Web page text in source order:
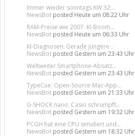
Immer wieder sonntags KW 32:...
NewsBot posted Heute um 08:22 Uhr
RAM-Preise wie 2007: KI-Boom...
NewsBot posted Heute um 06:33 Uhr
KI-Diagnosen: Gerade jüngere...
NewsBot posted Gestern um 23:43 Uhr
Weltweiter Smartphone-Absatz...
NewsBot posted Gestern um 23:43 Uhr
TypeCue: Open-Source-Mac-App...
NewsBot posted Gestern um 21:33 Uhr
G-SHOCK nano: Casio schrumpft...
NewsBot posted Gestern um 19:32 Uhr
PCGH hat eine CPU simuliert und...
NewsBot posted Gestern um 18:32 Uhr